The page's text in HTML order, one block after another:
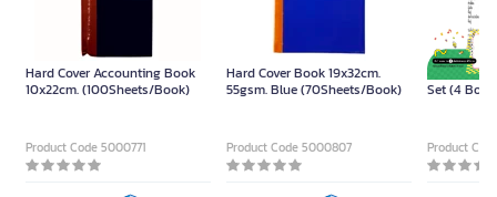
Hard Cover Accounting Book
10x22cm. (100Sheets/Book)
Product Code 5000771
Hard Cover Book 19x32cm.
55gsm. Blue (70Sheets/Book)
Product Code 5000807
ONE Cash
Set (4
Product